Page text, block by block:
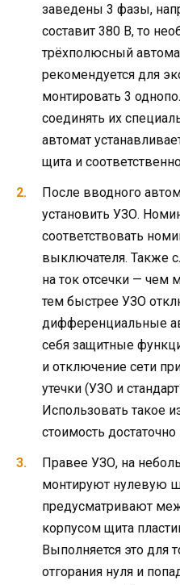
заведены 3 фазы,
составит 380 В, то
трёхполюсный
рекомендуется для
монтировать 3
соединять их
автомат
щита и
После вводного
установить УЗО.
соответствовать
выключателя. Также
на ток отсечки — чем
тем быстрее УЗО
дифференциальные
себя защитные
и отключение сети
утечки (УЗО и
Использовать такое
стоимость
Правее УЗО, на
монтируют нулевую
предусматривают
корпусом щита
Выполняется это для
отгорания нуля и